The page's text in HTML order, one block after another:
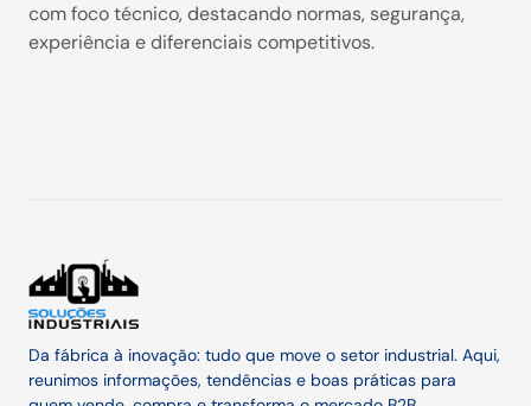
com foco técnico, destacando normas, segurança,
experiência e diferenciais competitivos.
Da fábrica à inovação: tudo que move o setor industrial. Aqui,
reunimos informações, tendências e boas práticas para